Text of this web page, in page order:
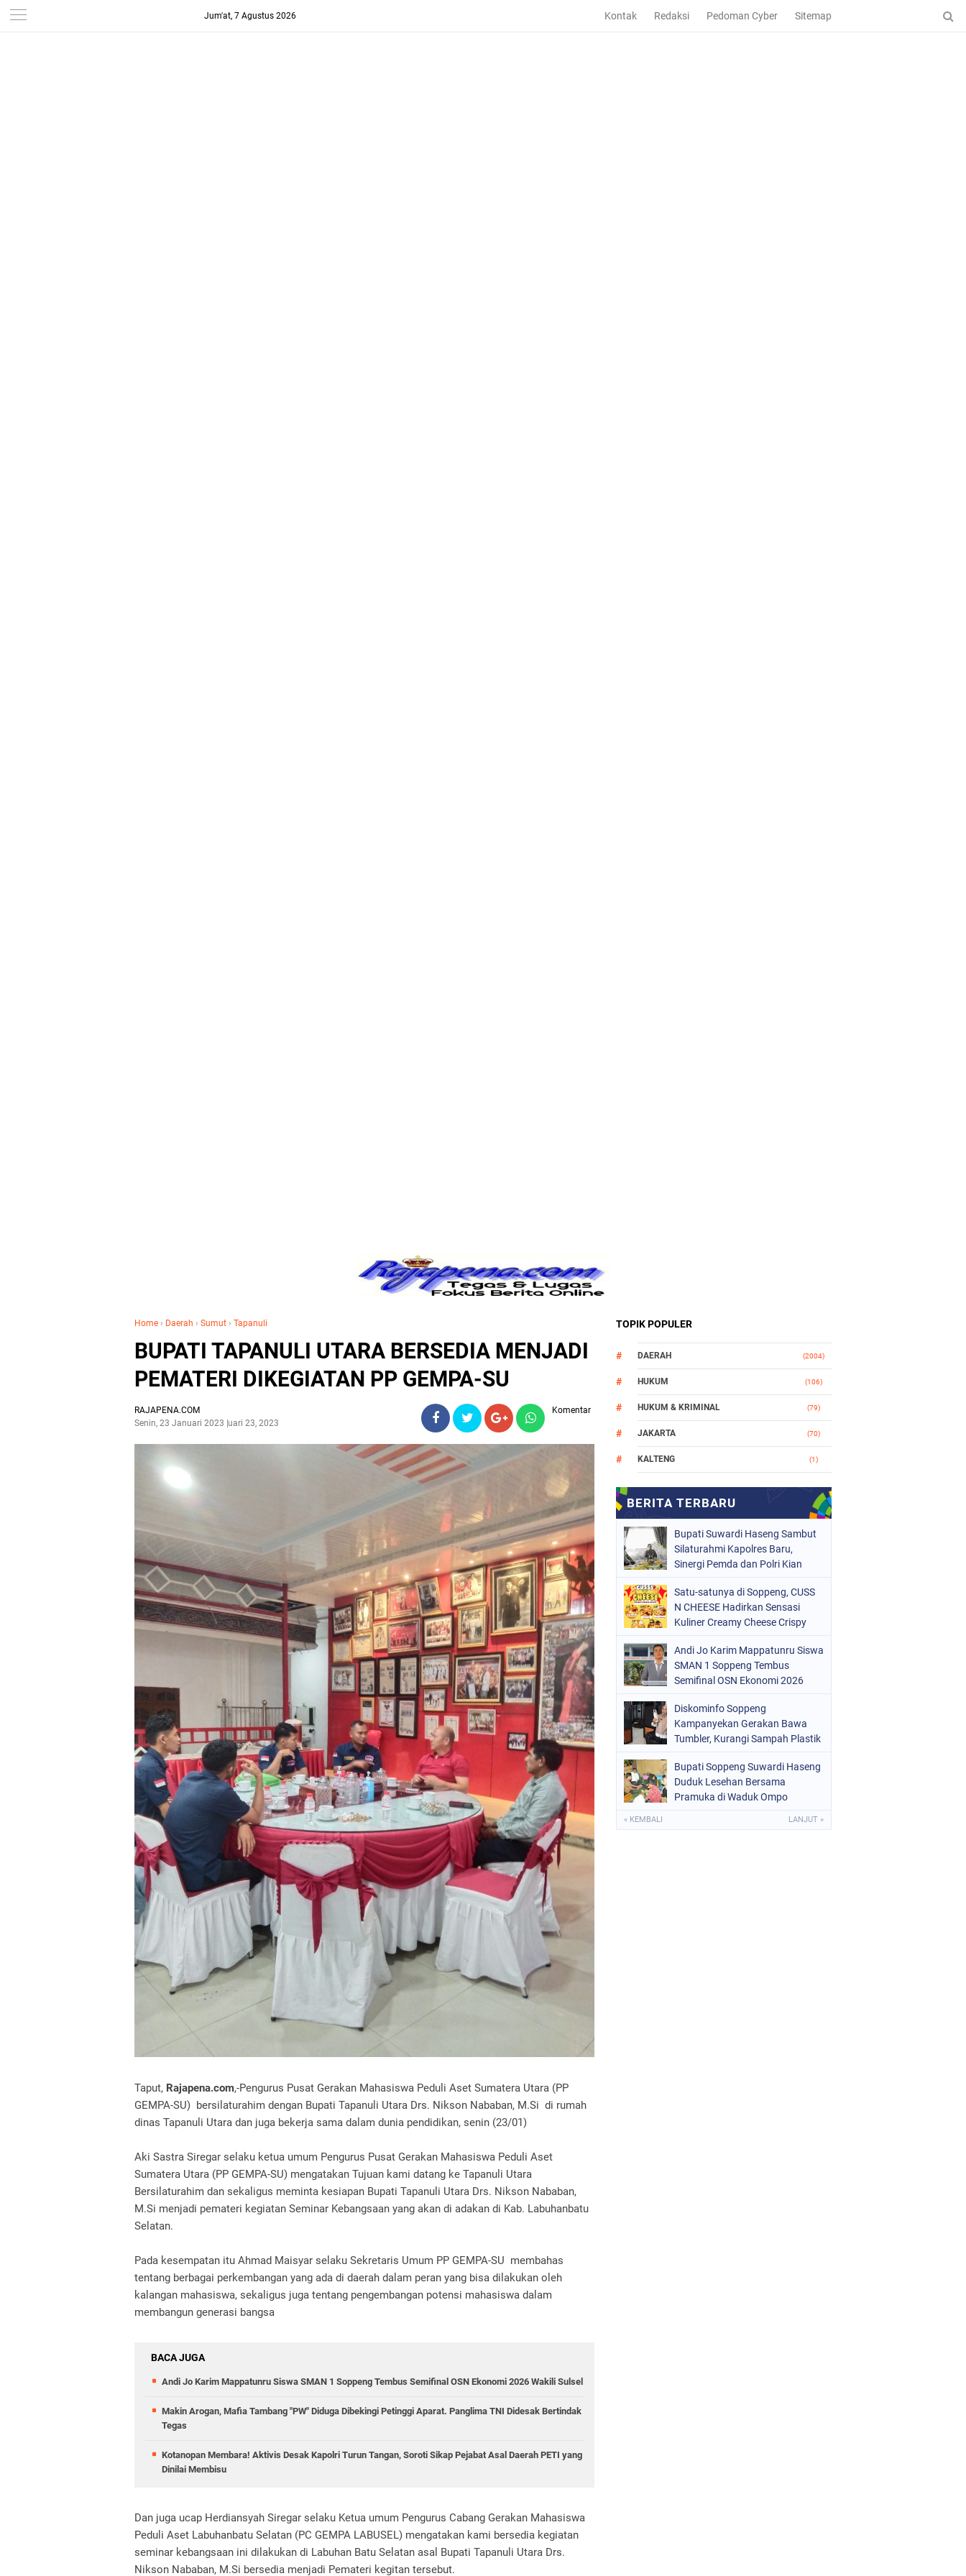
Jum'at, 7 Agustus 2026 Kontak Redaksi Pedoman Cyber Sitemap
Home › Daerah › Sumut › Tapanuli
BUPATI TAPANULI UTARA BERSEDIA MENJADI
PEMATERI DIKEGIATAN PP GEMPA-SU
RAJAPENA.COM
Senin, 23 Januari 2023Januari 23, 2023
Komentar
Taput, Rajapena.com,-Pengurus Pusat Gerakan Mahasiswa Peduli Aset Sumatera Utara (PP
GEMPA-SU) bersilaturahim dengan Bupati Tapanuli Utara Drs. Nikson Nababan, M.Si di rumah
dinas Tapanuli Utara dan juga bekerja sama dalam dunia pendidikan, senin (23/01)
Aki Sastra Siregar selaku ketua umum Pengurus Pusat Gerakan Mahasiswa Peduli Aset
Sumatera Utara (PP GEMPA-SU) mengatakan Tujuan kami datang ke Tapanuli Utara
Bersilaturahim dan sekaligus meminta kesiapan Bupati Tapanuli Utara Drs. Nikson Nababan,
M.Si menjadi pemateri kegiatan Seminar Kebangsaan yang akan di adakan di Kab. Labuhanbatu
Selatan.
Pada kesempatan itu Ahmad Maisyar selaku Sekretaris Umum PP GEMPA-SU membahas
tentang berbagai perkembangan yang ada di daerah dalam peran yang bisa dilakukan oleh
kalangan mahasiswa, sekaligus juga tentang pengembangan potensi mahasiswa dalam
membangun generasi bangsa
BACA JUGA
Andi Jo Karim Mappatunru Siswa SMAN 1 Soppeng Tembus Semifinal OSN Ekonomi 2026 Wakili Sulsel
Makin Arogan, Mafia Tambang "PW" Diduga Dibekingi Petinggi Aparat. Panglima TNI Didesak Bertindak
Tegas
Kotanopan Membara! Aktivis Desak Kapolri Turun Tangan, Soroti Sikap Pejabat Asal Daerah PETI yang
Dinilai Membisu
Dan juga ucap Herdiansyah Siregar selaku Ketua umum Pengurus Cabang Gerakan Mahasiswa
Peduli Aset Labuhanbatu Selatan (PC GEMPA LABUSEL) mengatakan kami bersedia kegiatan
seminar kebangsaan ini dilakukan di Labuhan Batu Selatan asal Bupati Tapanuli Utara Drs.
Nikson Nababan, M.Si bersedia menjadi Pemateri kegitan tersebut.
TOPIK POPULER
DAERAH (2004)
HUKUM (106)
HUKUM & KRIMINAL (79)
JAKARTA (70)
KALTENG (1)
MAKASSAR
(748)
ORGANISASI (162)
PERISTIWA
POLITIK (157)
POLRI
SULSEL
Bupati Suwardi Haseng Sambut
Silaturahmi Kapolres Baru,
Sinergi Pemda dan Polri Kian
Satu-satunya di Soppeng, CUSS
N CHEESE Hadirkan Sensasi
Kuliner Creamy Cheese Crispy
Andi Jo Karim Mappatunru Siswa
SMAN 1 Soppeng Tembus
Semifinal OSN Ekonomi 2026
Diskominfo Soppeng
Kampanyekan Gerakan Bawa
Tumbler, Kurangi Sampah Plastik
Bupati Soppeng Suwardi Haseng
Duduk Lesehan Bersama
Pramuka di Waduk Ompo
« KEMBALI LANJUT »